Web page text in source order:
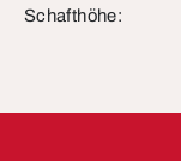
Schafthöhe: